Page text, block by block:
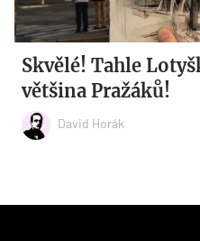
Skvělé! Tahle
většina Pražáků!
David Horák